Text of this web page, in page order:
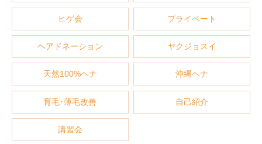
ヒゲ会 プライベート
ヘアドネーション ヤクジョスイ
天然100%ヘナ 沖縄ヘナ
育毛･薄毛改善 自己紹介
講習会